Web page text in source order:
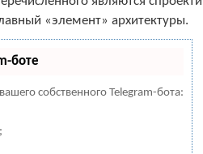
«элемент» архитектуры.
боте
собственного Telegram-бота: